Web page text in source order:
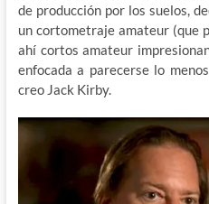
de producción por los suelos,
un cortometraje amateur (que
ahí cortos amateur
enfocada a parecerse lo
creo Jack Kirby.